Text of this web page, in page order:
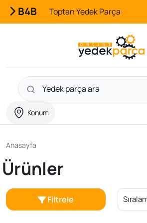
B4B Toptan Yedek Parça
Konum
Anasayfa
Ürünler
Filtrele